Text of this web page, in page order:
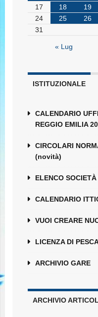
17
18 19
24
25 26
31
« Lug
ISTITUZIONALE
CALENDARIO
REGGIO EMILIA
CIRCOLARI
(novità)
ELENCO
CALENDARIO
VUOI CREARE
LICENZA DI
ARCHIVIO GARE
ARCHIVIO